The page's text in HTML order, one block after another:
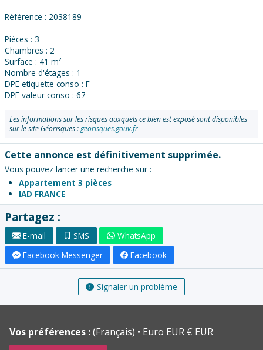
Référence : 2038189
Pièces : 3
Chambres : 2
Surface : 41 m²
Nombre d'étages : 1
DPE etiquette conso : F
DPE valeur conso : 67
Les informations sur les risques auxquels ce bien est exposé sont disponibles
sur le site Géorisques :georisques.gouv.fr
Cette annonce est définitivement supprimée.
Vous pouvez lancer une recherche sur :
Appartement 3 pièces
IAD FRANCE
Partagez :
E-mail SMS
WhatsApp
Facebook Messenger
Facebook
Signaler un problème
Vos préférences :(Français)
Euro EUR € EUR